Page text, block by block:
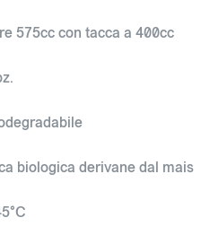
575cc con tacca a 400cc
biologica derivane dal mais